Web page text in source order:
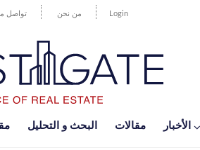
Login من نحن تواصل
اﻷخبار مقالات البحث و التحليل